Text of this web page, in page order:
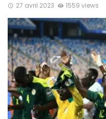
27 avril 2023 1559 views